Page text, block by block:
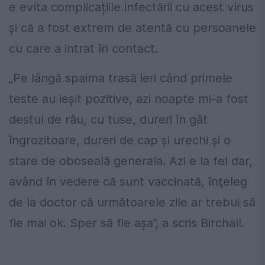
e evita complicațiile infectării cu acest virus
și că a fost extrem de atentă cu persoanele
cu care a intrat în contact.
„Pe lângă spaima trasă ieri când primele
teste au ieşit pozitive, azi noapte mi-a fost
destul de rău, cu tuse, dureri în gât
îngrozitoare, dureri de cap şi urechi şi o
stare de oboseală generala. Azi e la fel dar,
având în vedere că sunt vaccinată, înţeleg
de la doctor că următoarele zile ar trebui să
fie mai ok. Sper să fie aşa”, a scris Birchall.